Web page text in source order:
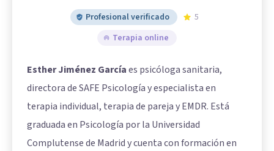
Profesional verificado
5
Terapia online
Esther Jiménez Garcíaes psicóloga sanitaria,
directora de SAFE Psicología y especialista en
terapia individual, terapia de pareja y EMDR. Está
graduada en Psicología por la Universidad
Complutense de Madrid y cuenta con formación en